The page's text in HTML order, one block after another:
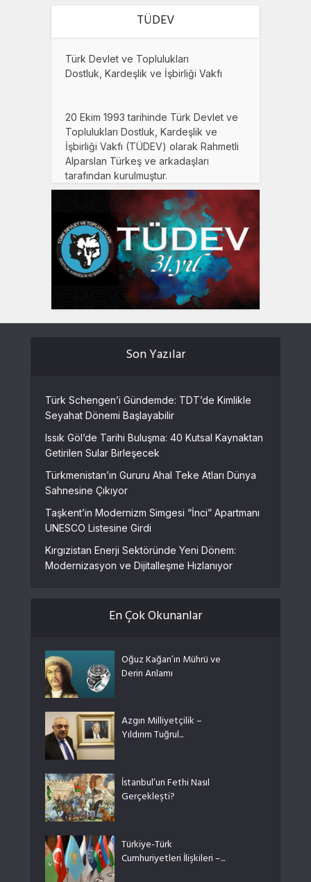
TÜDEV
Türk Devlet ve Toplulukları
Dostluk, Kardeşlik ve İşbirliği Vakfı
20 Ekim 1993 tarihinde Türk Devlet ve
Toplulukları Dostluk, Kardeşlik ve
İşbirliği Vakfı (TÜDEV) olarak Rahmetli
Alparslan Türkeş ve arkadaşları
tarafından kurulmuştur.
Son Yazılar
Türk Schengen’i Gündemde: TDT’de Kimlikle
Seyahat Dönemi Başlayabilir
Issık Göl’de Tarihi Buluşma: 40 Kutsal Kaynaktan
Getirilen Sular Birleşecek
Türkmenistan’ın Gururu Ahal Teke Atları Dünya
Sahnesine Çıkıyor
Taşkent’in Modernizm Simgesi “İnci” Apartmanı
UNESCO Listesine Girdi
Kırgızistan Enerji Sektöründe Yeni Dönem:
Modernizasyon ve Dijitalleşme Hızlanıyor
En Çok Okunanlar
Oğuz Kağan’ın Mührü ve
Derin Anlamı
Azgın Milliyetçilik –
Yıldırım Tuğrul...
İstanbul’un Fethi Nasıl
Gerçekleşti?
Türkiye-Türk
Cumhuriyetleri İlişkileri –...